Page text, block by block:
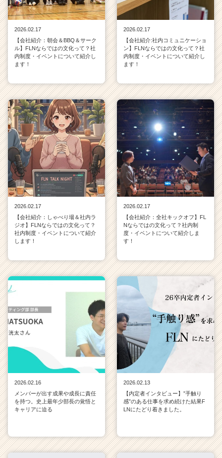
2026.02.17
【会社紹介：朝会＆BBQ＆サーク
ル】FLNならではの文化って？社
内制度・イベントについて紹介し
ます！
2026.02.17
【会社紹介:社内コミュニケーショ
ン】FLNならではの文化って？社
内制度・イベントについて紹介し
ます！
2026.02.17
【会社紹介：しゃべり場＆社内ラ
ジオ】FLNならではの文化って？
社内制度・イベントについて紹介
します！
2026.02.17
【会社紹介：全社キックオフ】FL
Nならではの文化って？社内制
度・イベントについて紹介しま
す！
2026.02.16
メンバーが出す成果や成長に責任
を持つ。史上最年少部長の覚悟と
キャリアに迫る
2026.02.13
【内定者インタビュー】”手触り
感”のある仕事を求め続けた結果F
LNにたどり着きました。